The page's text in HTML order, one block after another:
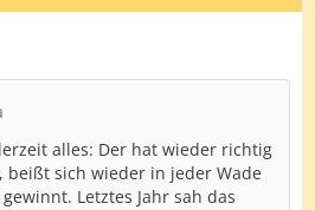
alles: Der hat wieder richtig
beißt sich wieder in jeder Wade
Letztes Jahr sah das